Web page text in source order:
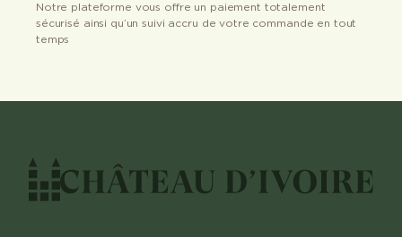
Notre plateforme vous offre un paiement totalement
sécurisé ainsi qu’un suivi accru de votre commande en tout
temps